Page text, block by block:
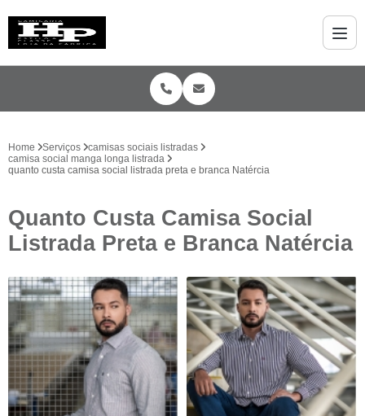
Home Serviços
camisas sociais listradas
camisa social manga longa listrada
quanto custa camisa social listrada preta e branca Natércia
Quanto Custa Camisa Social
Listrada Preta e Branca Natércia